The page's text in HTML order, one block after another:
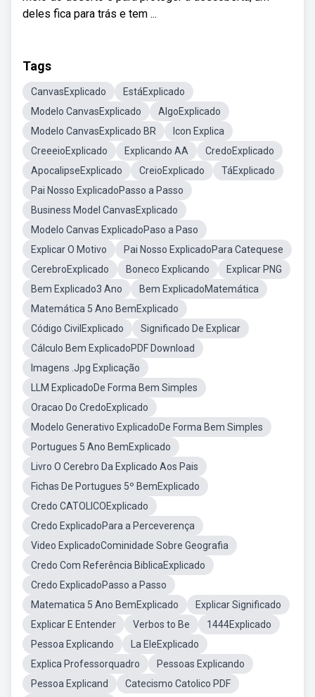
deles fica para trás e tem ...
Tags
CanvasExplicado
EstáExplicado
Modelo CanvasExplicado
AlgoExplicado
Modelo CanvasExplicado BR
Icon Explica
CreeeioExplicado
Explicando AA
CredoExplicado
ApocalipseExplicado
CreioExplicado
TáExplicado
Pai Nosso ExplicadoPasso a Passo
Business Model CanvasExplicado
Modelo Canvas ExplicadoPaso a Paso
Explicar O Motivo
Pai Nosso ExplicadoPara Catequese
CerebroExplicado
Boneco Explicando
Explicar PNG
Bem Explicado3 Ano
Bem ExplicadoMatemática
Matemática 5 Ano BemExplicado
Código CivilExplicado
Significado De Explicar
Cálculo Bem ExplicadoPDF Download
Imagens .Jpg Explicação
LLM ExplicadoDe Forma Bem Simples
Oracao Do CredoExplicado
Modelo Generativo ExplicadoDe Forma Bem Simples
Portugues 5 Ano BemExplicado
Livro O Cerebro Da Explicado Aos Pais
Fichas De Portugues 5º BemExplicado
Credo CATOLICOExplicado
Credo ExplicadoPara a Perceverença
Video ExplicadoCominidade Sobre Geografia
Credo Com Referência BiblicaExplicado
Credo ExplicadoPasso a Passo
Matematica 5 Ano BemExplicado
Explicar Significado
Explicar E Entender
Verbos to Be
1444Explicado
Pessoa Explicando
La EleExplicado
Explica Professorquadro
Pessoas Explicando
Pessoa Explicand
Catecismo Catolico PDF